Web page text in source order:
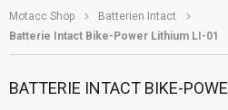
Motacc Shop
Batterien Intact
Batterie Intact Bike-Power Lithium LI-01
BATTERIE INTACT BIKE-